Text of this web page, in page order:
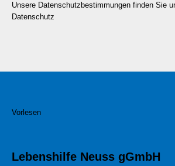
Unsere Datenschutzbestimmungen finden Sie
Datenschutz
Vorlesen
Lebenshilfe Neuss gGmbH